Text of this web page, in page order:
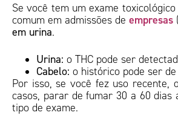
Se você tem um exame
comum em admissões de empresas
em urina.
Urina: o THC pode ser
Cabelo: o histórico pode ser
Por isso, se você fez uso recente,
casos, parar de fumar 30 a 60 dias
tipo de exame.